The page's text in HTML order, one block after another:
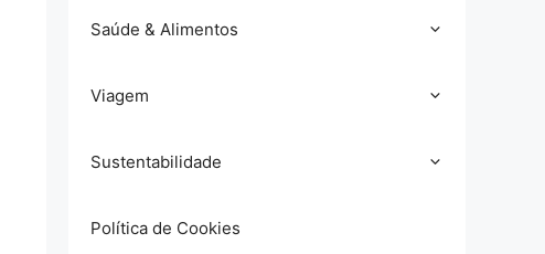
Saúde & Alimentos
Viagem
Sustentabilidade
Política de Cookies